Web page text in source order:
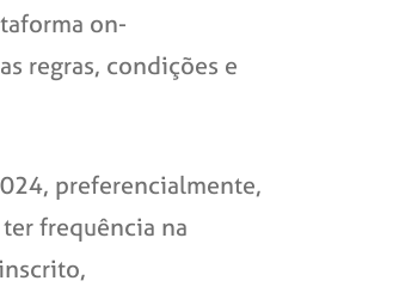
on-
regras, condições e
preferencialmente,
frequência na